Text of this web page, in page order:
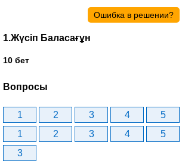
Ошибка в решении?
1.Жүсіп Баласағұн
10 бет
Вопросы
1 2 3 4 5
1
2 3 4 5
3